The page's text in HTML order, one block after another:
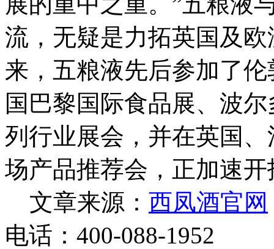
流，无疑是力拓英国及
来，五粮液先后参加了
国巴黎国际食品展、波
列行业展会，并在英国
场产品推荐会，正加速
文章来源： 西凤酒官网
电话：400-088-1952